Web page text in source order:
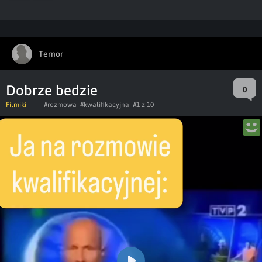
Ternor
Dobrze bedzie 0
Filmiki #rozmowa #kwalifikacyjna #1 z 10